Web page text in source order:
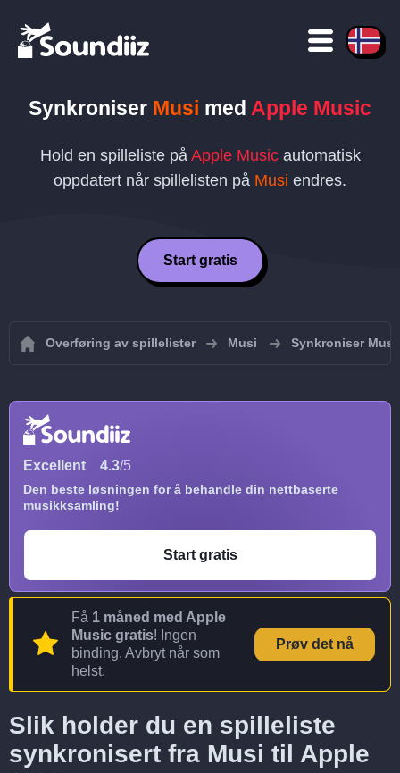
Synkroniser Musi med Apple Music
Hold en spilleliste på Apple Musicautomatisk
oppdatert når spillelisten på Musi endres.
Start gratis
Overføring av spillelister Musi Synkroniser
Excellent 4.3/5
Den beste løsningen for å behandle din nettbaserte
musikksamling!
Start gratis
Få 1 måned med Apple
Music gratis! Ingen
binding. Avbryt når som
helst.
Prøv det nå
Slik holder du en spilleliste
synkronisert fra Musi til Apple